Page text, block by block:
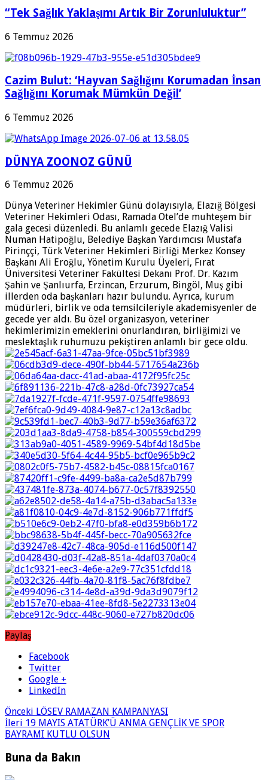
“Tek Sağlık Yaklaşımı Artık Bir Zorunluluktur”
6 Temmuz 2026
Cazim Bulut: ‘Hayvan Sağlığını Korumadan İnsan
Sağlığını Korumak Mümkün Değil’
6 Temmuz 2026
DÜNYA ZOONOZ GÜNÜ
6 Temmuz 2026
Dünya Veteriner Hekimler Günü dolayısıyla, Elazığ Bölgesi
Veteriner Hekimleri Odası, Ramada Otel’de muhteşem bir
gala gecesi düzenledi. Bu anlamlı gecede Elazığ Valisi
Numan Hatipoğlu, Belediye Başkan Yardımcısı Mustafa
Pirinççi, Türk Veteriner Hekimleri Birliği Merkez Konsey
Başkanı Ali Eroğlu, Yönetim Kurulu Üyeleri, Fırat
Üniversitesi Veteriner Fakültesi Dekanı Prof. Dr. Kazım
Şahin ve Şanlıurfa, Erzincan, Erzurum, Bingöl, Muş gibi
illerden oda başkanları hazır bulundu. Ayrıca, kurum
müdürleri, birlik ve oda temsilcileriyle akademisyenler de
gecede yer aldı. Bu özel organizasyon, veteriner
hekimlerimizin emeklerini onurlandıran, birliğimizi ve
meslektaşlık ruhumuzu pekiştiren anlamlı bir gece oldu.
Paylaş
Facebook
Twitter
Google +
LinkedIn
Önceki LÖSEV RAMAZAN KAMPANYASI
İleri 19 MAYIS ATATÜRK’Ü ANMA GENÇLİK VE SPOR
BAYRAMI KUTLU OLSUN
Buna da Bakın